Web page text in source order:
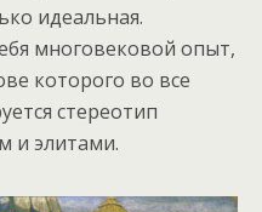
идеальная.
многовековой опыт,
которого во все
стереотип
и элитами.